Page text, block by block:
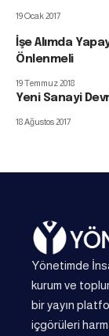
19 Ocak 2017
İşe Alımda
Önlenmeli
19 Temmuz 2018
Yeni Sanayi
18 Ağustos 2017
Yönetimde
kurum ve
bir yayın
içgörüleri